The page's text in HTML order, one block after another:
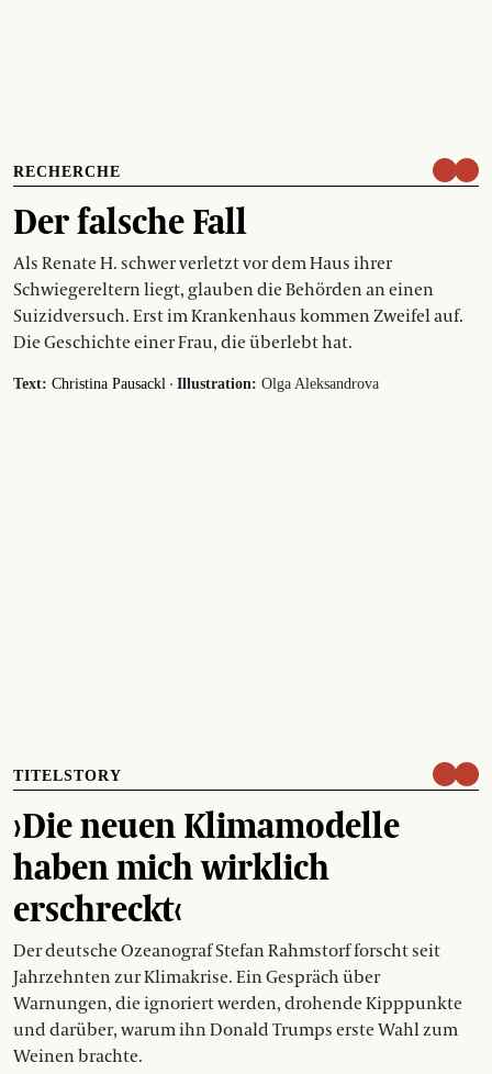
RECHERCHE
Der falsche Fall
Als Renate H. schwer verletzt vor dem Haus ihrer
Schwiegereltern liegt, glauben die Behörden an einen
Suizidversuch. Erst im Krankenhaus kommen Zweifel auf.
Die Geschichte einer Frau, die überlebt hat.
Text: Christina Pausackl · Illustration: Olga Aleksandrova
TITELSTORY
›Die neuen Klimamodelle
haben mich wirklich
erschreckt‹
Der deutsche Ozeanograf Stefan Rahmstorf forscht seit
Jahrzehnten zur Klimakrise. Ein Gespräch über
Warnungen, die ignoriert werden, drohende Kipppunkte
und darüber, warum ihn Donald Trumps erste Wahl zum
Weinen brachte.